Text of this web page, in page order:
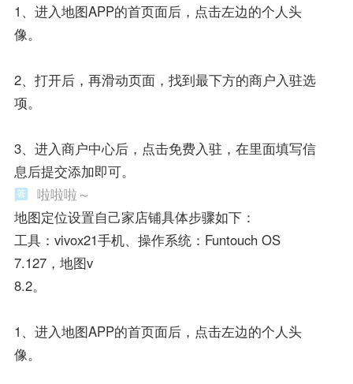
1、进入地图APP的首页面后，点击左边的个人头
像。
2、打开后，再滑动页面，找到最下方的商户入驻选
项。
3、进入商户中心后，点击免费入驻，在里面填写信
息后提交添加即可。
啦啦啦～
地图定位设置自己家店铺具体步骤如下：
工具：vivox21手机、操作系统：Funtouch OS
7.127，地图v
8.2。
1、进入地图APP的首页面后，点击左边的个人头
像。